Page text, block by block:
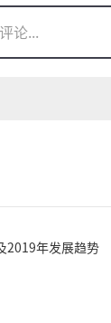
2019年发展趋势